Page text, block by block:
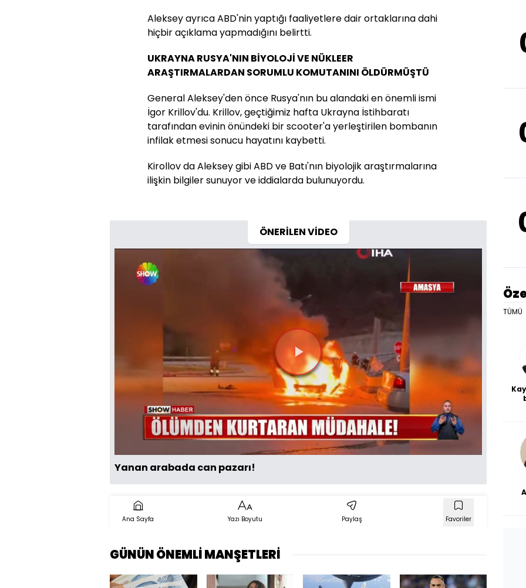
Aleksey ayrıca ABD'nin yaptığı faaliyetlere dair ortaklarına dahi
hiçbir açıklama yapmadığını belirtti.
UKRAYNA RUSYA'NIN BİYOLOJİ VE NÜKLEER
ARAŞTIRMALARDAN SORUMLU KOMUTANINI ÖLDÜRMÜŞTÜ
General Aleksey'den önce Rusya'nın bu alandaki en önemli ismi
İgor Krillov'du. Krillov, geçtiğimiz hafta Ukrayna İstihbaratı
tarafından evinin önündeki bir scooter'a yerleştirilen bombanın
infilak etmesi sonucu hayatını kaybetti.
Kirollov da Aleksey gibi ABD ve Batı'nın biyolojik araştırmalarına
ilişkin bilgiler sunuyor ve iddialarda bulunuyordu.
ÖNERİLEN VİDEO
Videoyu
Oynat
Yanan arabada can pazarı!
Ana Sayfa Yazı Boyutu Paylaş Favoriler
GÜNÜN ÖNEMLİ MANŞETLERİ
TÜMÜ